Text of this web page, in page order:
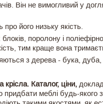
Він не вимогливий у
його низьку якість.
поролону і
тим краще вона
з дерева - бука,
крісла. Каталог, ціни,
меблі будь-якого